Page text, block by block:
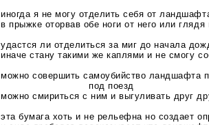
иногда я не могу отделить себя от
в прыжке оторвав обе ноги от него или
удастся ли отделиться за миг до начала
иначе стану такими же каплями и не смогу
можно совершить самоубийство ландшафта
под поезд
можно смириться с ним и выгуливать друг
эта бумага хоть и не рельефна но создает